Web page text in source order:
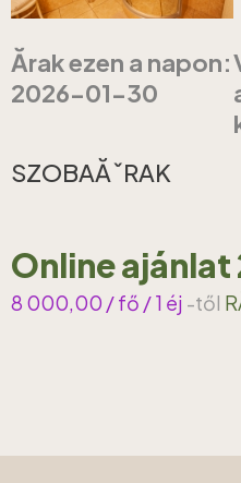
Ărak ezen a napon:
2026-01-30
SZOBAĂˇRAK
Online
8 000,00 / fő / 1 éj -től